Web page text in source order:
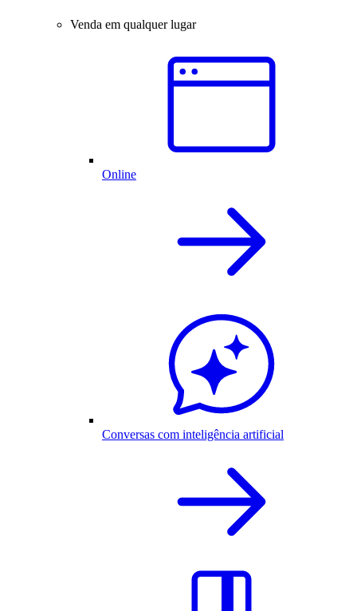
Venda em qualquer lugar
Online
Conversas com inteligência artificial